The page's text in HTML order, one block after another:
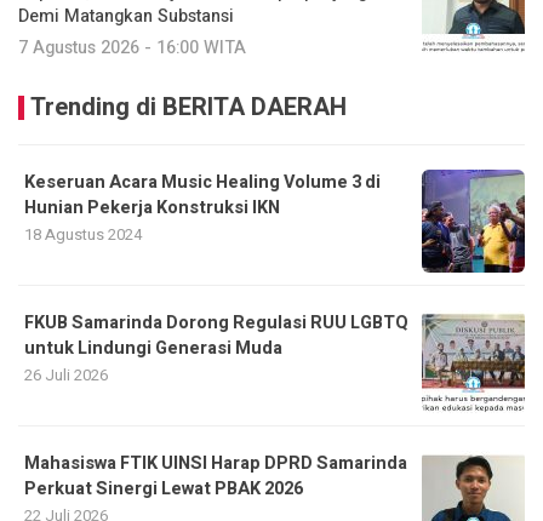
Demi Matangkan Substansi
7 Agustus 2026 - 16:00 WITA
Trending di BERITA DAERAH
Keseruan Acara Music Healing Volume 3 di
Hunian Pekerja Konstruksi IKN
18 Agustus 2024
FKUB Samarinda Dorong Regulasi RUU LGBTQ
untuk Lindungi Generasi Muda
26 Juli 2026
Mahasiswa FTIK UINSI Harap DPRD Samarinda
Perkuat Sinergi Lewat PBAK 2026
22 Juli 2026